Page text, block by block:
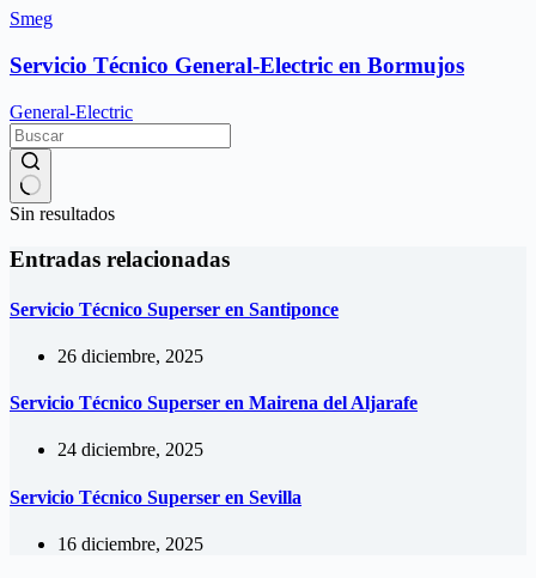
Smeg
Servicio Técnico General-Electric en Bormujos
General-Electric
Sin resultados
Entradas relacionadas
Servicio Técnico Superser en Santiponce
26 diciembre, 2025
Servicio Técnico Superser en Mairena del Aljarafe
24 diciembre, 2025
Servicio Técnico Superser en Sevilla
16 diciembre, 2025